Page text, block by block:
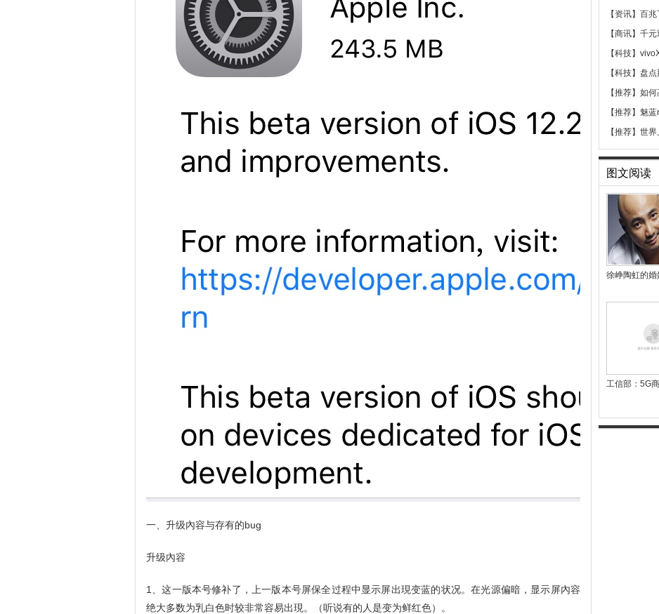
一、升级內容与存有的bug
升级內容
1、这一版本号修补了，上一版本号屏保全过程中显示屏出現变蓝的状况。在光源偏暗，显示屏內容
绝大多数为乳白色时较非常容易出現。（听说有的人是变为鲜红色）。
【资讯】 百兆
【商讯】 千元
【科技】
【科技】 盘点
【推荐】 如何
【推荐】 魅
【推荐】 世界
图文阅读
徐峥陶虹的婚
工信部：5G